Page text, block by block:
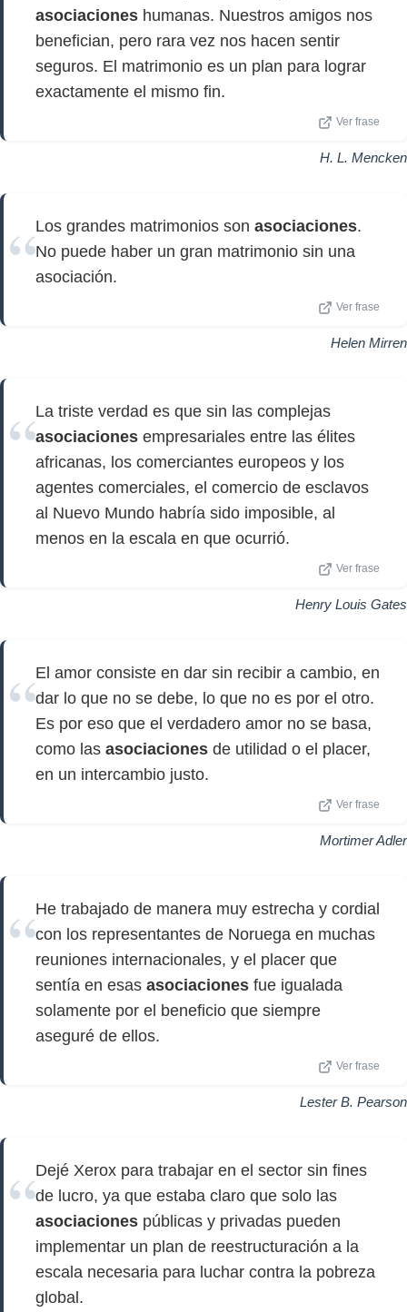
asociaciones humanas. Nuestros amigos nos
benefician, pero rara vez nos hacen sentir
seguros. El matrimonio es un plan para lograr
exactamente el mismo fin.
Ver frase
H. L. Mencken
Los grandes matrimonios son asociaciones.
No puede haber un gran matrimonio sin una
asociación.
Ver frase
Helen Mirren
La triste verdad es que sin las complejas
asociaciones empresariales entre las élites
africanas, los comerciantes europeos y los
agentes comerciales, el comercio de esclavos
al Nuevo Mundo habría sido imposible, al
menos en la escala en que ocurrió.
Ver frase
Henry Louis Gates
El amor consiste en dar sin recibir a cambio, en
dar lo que no se debe, lo que no es por el otro.
Es por eso que el verdadero amor no se basa,
como las asociaciones de utilidad o el placer,
en un intercambio justo.
Ver frase
Mortimer Adler
He trabajado de manera muy estrecha y cordial
con los representantes de Noruega en muchas
reuniones internacionales, y el placer que
sentía en esas asociaciones fue igualada
solamente por el beneficio que siempre
aseguré de ellos.
Ver frase
Lester B. Pearson
Dejé Xerox para trabajar en el sector sin fines
de lucro, ya que estaba claro que solo las
asociaciones públicas y privadas pueden
implementar un plan de reestructuración a la
escala necesaria para luchar contra la pobreza
global.